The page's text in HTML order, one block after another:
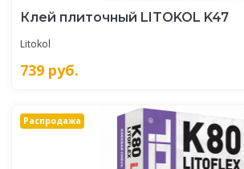
Клей плиточный LITOKOL K47
Litokol
739 руб.
Распродажа